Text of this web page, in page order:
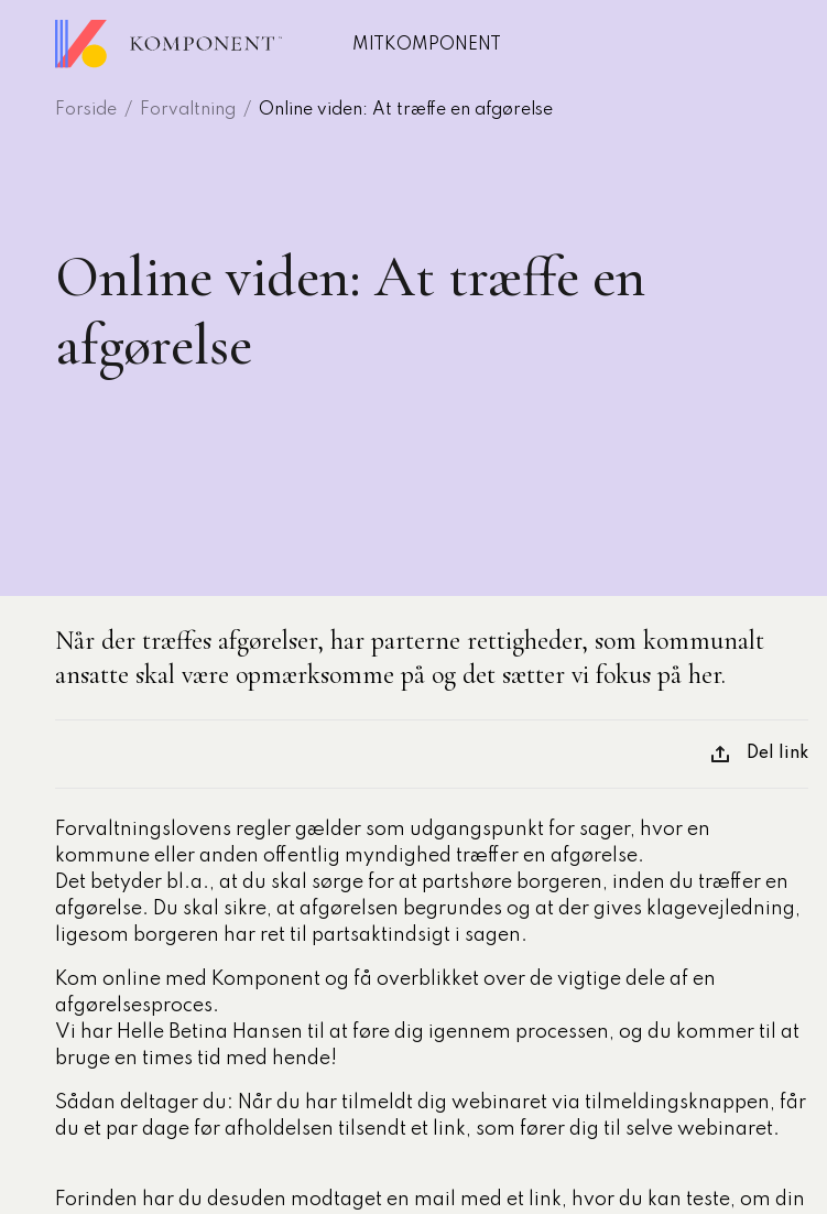
hovedindhold
MITKOMPONENT
Forside Forvaltning Online viden: At træffe en afgørelse
Online viden: At træffe en
afgørelse
Når der træffes afgørelser, har parterne rettigheder, som kommunalt
ansatte skal være opmærksomme på og det sætter vi fokus på her.
Del link
Forvaltningslovens regler gælder som udgangspunkt for sager, hvor en
kommune eller anden offentlig myndighed træffer en afgørelse.
Det betyder bl.a., at du skal sørge for at partshøre borgeren, inden du træffer en
afgørelse. Du skal sikre, at afgørelsen begrundes og at der gives klagevejledning,
ligesom borgeren har ret til partsaktindsigt i sagen.
Kom online med Komponent og få overblikket over de vigtige dele af en
afgørelsesproces.
Vi har Helle Betina Hansen til at føre dig igennem processen, og du kommer til at
bruge en times tid med hende!
Sådan deltager du: Når du har tilmeldt dig webinaret via tilmeldingsknappen, får
du et par dage før afholdelsen tilsendt et link, som fører dig til selve webinaret.
Forinden har du desuden modtaget en mail med et link, hvor du kan teste, om din
med
data og styring
og administration
og ældre
børne- og
miljø og klima
Skræddersyet læring
besøgte